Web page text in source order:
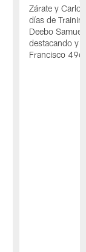
Zárate y
días de
Deebo
destacando y
Francisco